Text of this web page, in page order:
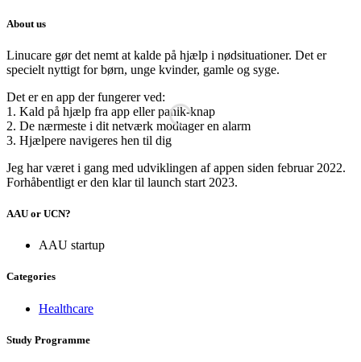
About us
Linucare gør det nemt at kalde på hjælp i nødsituationer. Det er
specielt nyttigt for børn, unge kvinder, gamle og syge.
Det er en app der fungerer ved:
1. Kald på hjælp fra app eller panik-knap
2. De nærmeste i dit netværk modtager en alarm
3. Hjælpere navigeres hen til dig
Jeg har været i gang med udviklingen af appen siden februar 2022.
Forhåbentligt er den klar til launch start 2023.
AAU or UCN?
AAU startup
Categories
Healthcare
Study Programme